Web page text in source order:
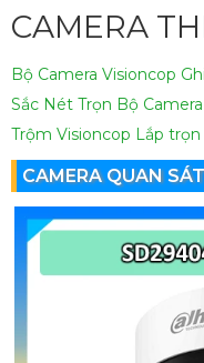
CAMERA
Bộ Camera Visioncop
Sắc Nét Trọn Bộ
Trộm Visioncop Lắp
CAMERA QUAN